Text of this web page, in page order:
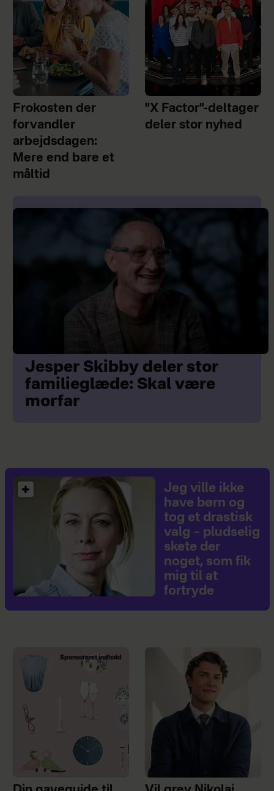
Frokosten der
forvandler
arbejdsdagen:
Mere end bare et
måltid
"X Factor"-deltager
deler stor nyhed
Jesper Skibby deler stor
familieglæde: Skal være
morfar
Jeg ville ikke
have børn og
tog et drastisk
valg – pludselig
skete der
noget, som fik
mig til at
fortryde
Sponsoreret indhold